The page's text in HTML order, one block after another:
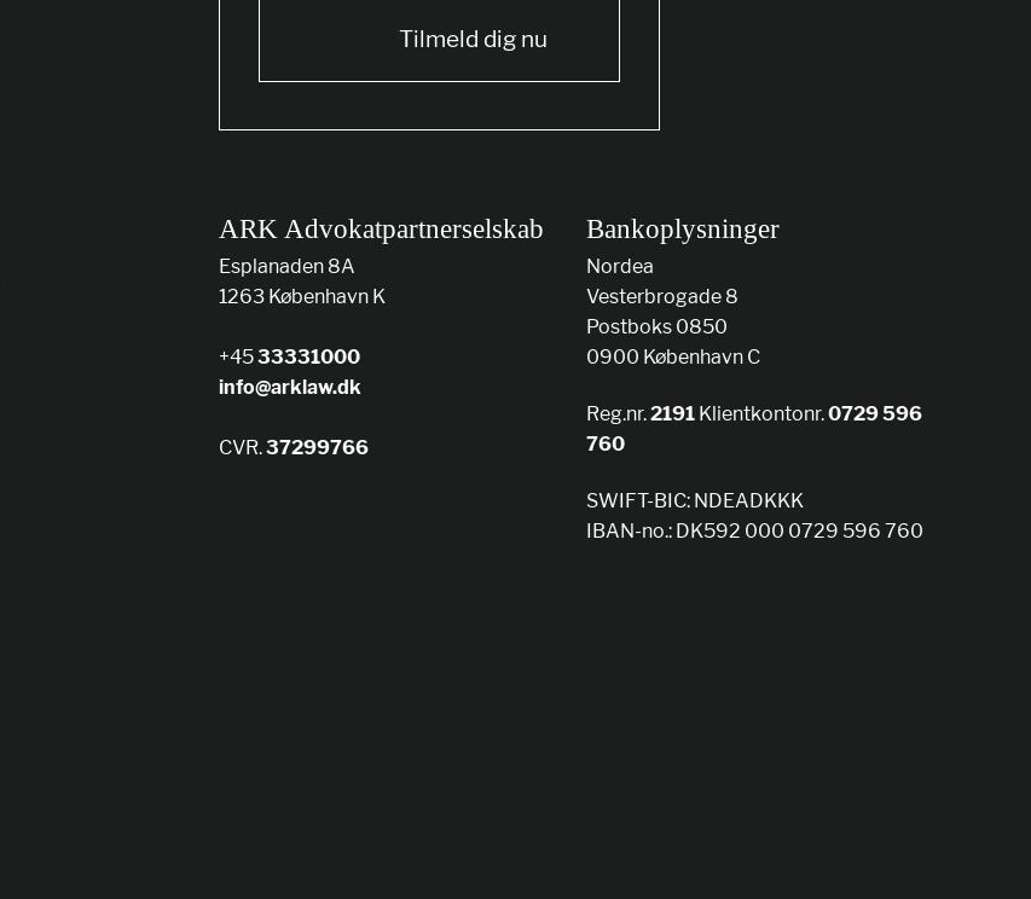
Tilmeld dig nu
ARK Advokatpartnerselskab
Esplanaden 8A
1263 København K
+4533331000
info@arklaw.dk
CVR.37299766
Bankoplysninger
Nordea
Vesterbrogade 8
Postboks 0850
0900 København C
Reg.nr.2191 Klientkontonr.0729 596
760
SWIFT-BIC: NDEADKKK
IBAN-no.: DK592 000 0729 596 760